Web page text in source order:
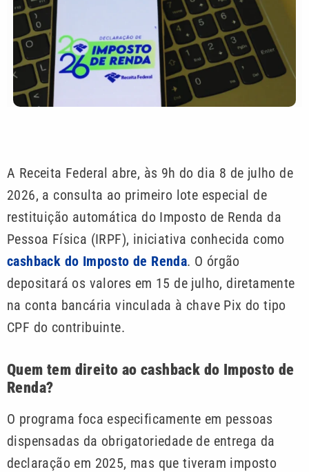
A Receita Federal abre, às 9h do dia 8 de julho de
2026, a consulta ao primeiro lote especial de
restituição automática do Imposto de Renda da
Pessoa Física (IRPF), iniciativa conhecida como
cashback do Imposto de Renda. O órgão
depositará os valores em 15 de julho, diretamente
na conta bancária vinculada à chave Pix do tipo
CPF do contribuinte.
Quem tem direito ao cashback do Imposto de
Renda?
O programa foca especificamente em pessoas
dispensadas da obrigatoriedade de entrega da
declaração em 2025, mas que tiveram imposto